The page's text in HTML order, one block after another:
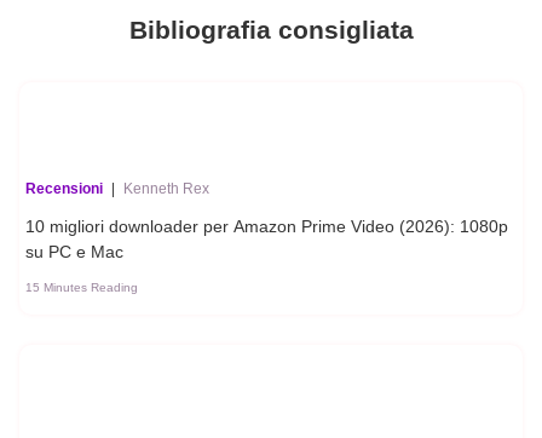
Bibliografia consigliata
Recensioni | Kenneth Rex
10 migliori downloader per Amazon Prime Video (2026): 1080p
su PC e Mac
15 Minutes Reading